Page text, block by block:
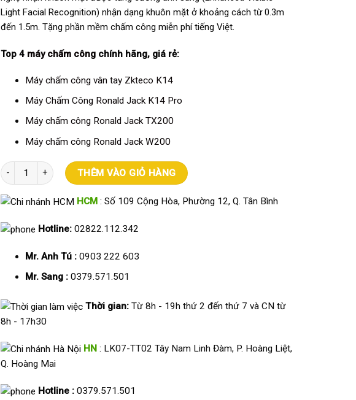
Light Facial Recognition) nhận dạng khuôn mặt ở khoảng cách từ 0.3m
đến 1.5m. Tặng phần mềm chấm công miễn phí tiếng Việt.
Top 4 máy chấm công chính hãng, giá rẻ:
Máy chấm công vân tay Zkteco K14
Máy Chấm Công Ronald Jack K14 Pro
Máy chấm công Ronald Jack TX200
Máy chấm công Ronald Jack W200
Máy Chấm Công khuôn mặt kết hợp vân tay ZKTECO MB40 số lượng
THÊM VÀO GIỎ HÀNG
HCM: Số 109 Cộng Hòa, Phường 12, Q. Tân Bình
Hotline:02822.112.342
Mr. Anh Tú : 0903 222 603
Mr. Sang : 0379.571.501
Thời gian:Từ 8h - 19h thứ 2 đến thứ 7 và CN từ
8h - 17h30
HN: LK07-TT02 Tây Nam Linh Đàm, P. Hoàng Liệt,
Q. Hoàng Mai
Hotline :0379.571.501